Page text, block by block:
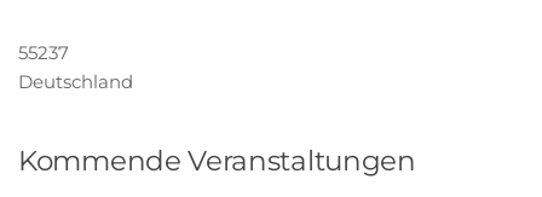
55237
Deutschland
Kommende Veranstaltungen